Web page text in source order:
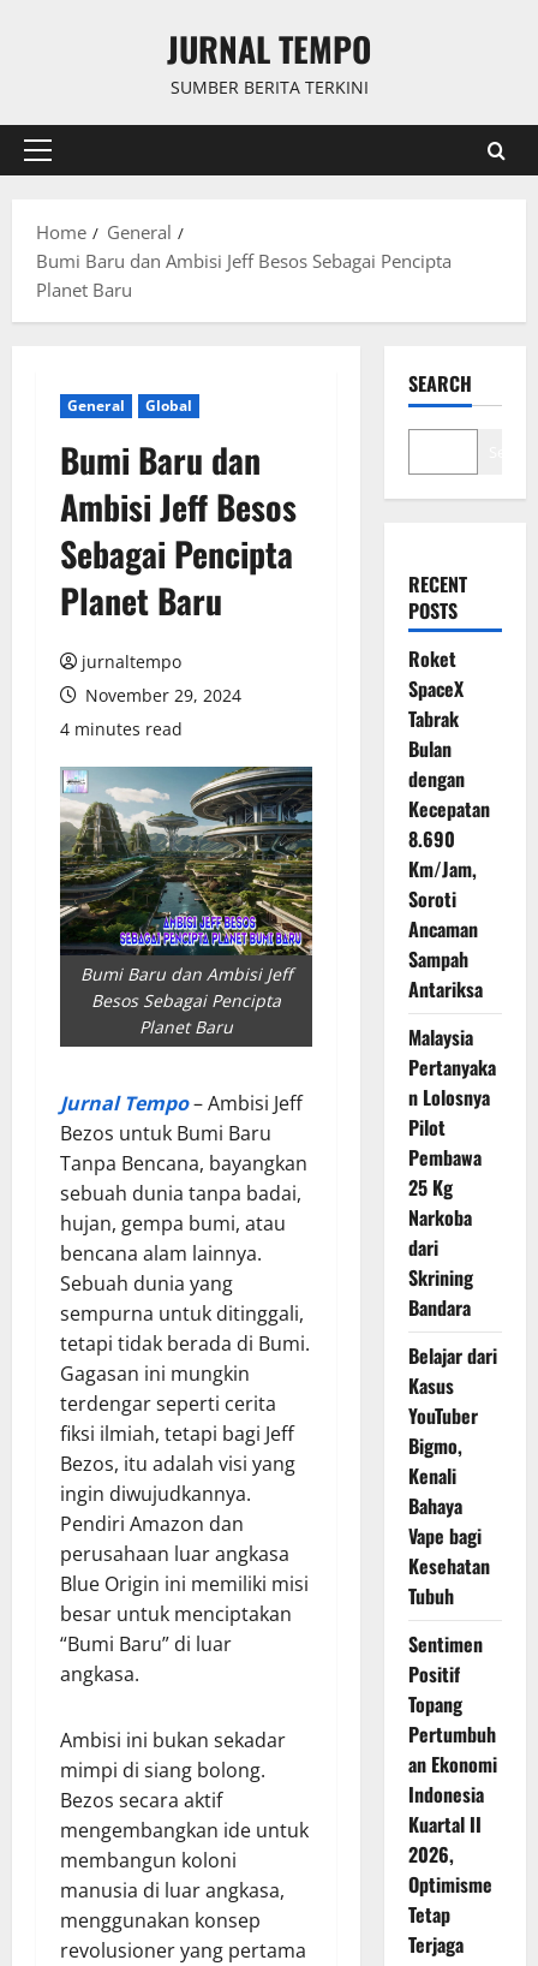
JURNAL TEMPO
SUMBER BERITA TERKINI
Primary
Home
General
Bumi Baru dan Ambisi Jeff Besos Sebagai Pencipta
Planet Baru
General Global
Bumi Baru dan
Ambisi Jeff Besos
Sebagai Pencipta
Planet Baru
jurnaltempo
November 29, 2024
4 minutes read
Bumi Baru dan Ambisi Jeff
Besos Sebagai Pencipta
Planet Baru
Jurnal Tempo– Ambisi Jeff
Bezos untuk Bumi Baru
Tanpa Bencana, bayangkan
sebuah dunia tanpa badai,
hujan, gempa bumi, atau
bencana alam lainnya.
Sebuah dunia yang
sempurna untuk ditinggali,
tetapi tidak berada di Bumi.
Gagasan ini mungkin
terdengar seperti cerita
fiksi ilmiah, tetapi bagi Jeff
Bezos, itu adalah visi yang
ingin diwujudkannya.
Pendiri Amazon dan
perusahaan luar angkasa
Blue Origin ini memiliki misi
besar untuk menciptakan
“Bumi Baru” di luar
angkasa.
Ambisi ini bukan sekadar
mimpi di siang bolong.
Bezos secara aktif
mengembangkan ide untuk
membangun koloni
manusia di luar angkasa,
menggunakan konsep
revolusioner yang pertama
SEARCH
RECENT
POSTS
Roket
SpaceX
Tabrak
Bulan
dengan
Kecepatan
8.690
Km/Jam,
Soroti
Ancaman
Sampah
Antariksa
Malaysia
Pertanyaka
n Lolosnya
Pilot
Pembawa
25 Kg
Narkoba
dari
Skrining
Bandara
Belajar dari
Kasus
YouTuber
Bigmo,
Kenali
Bahaya
Vape bagi
Kesehatan
Tubuh
Sentimen
Positif
Topang
Pertumbuh
an Ekonomi
Indonesia
Kuartal II
2026,
Optimisme
Tetap
Terjaga